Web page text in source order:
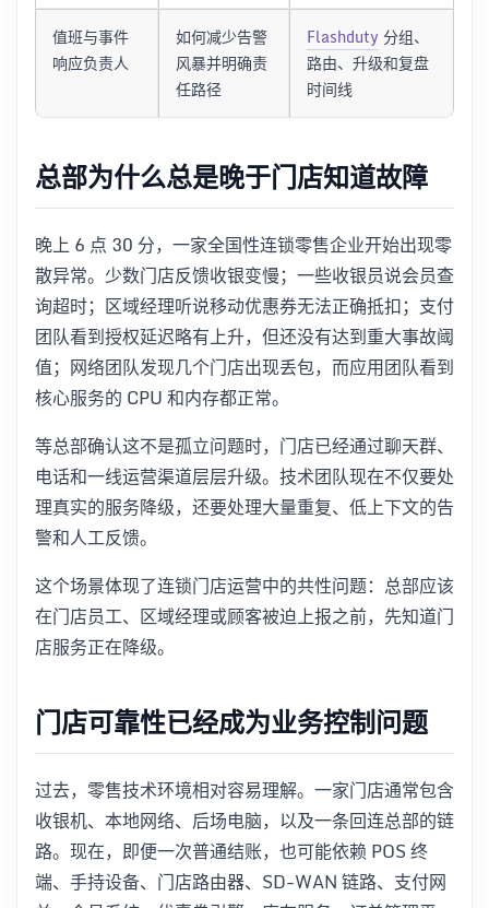
值班与事件
响应负责人
如何减少告警
风暴并明确责
任路径
Flashduty 分组、
路由、升级和复盘
时间线
总部为什么总是晚于门店知道故障
晚上 6 点 30 分，一家全国性连锁零售企业开始出现零
散异常。少数门店反馈收银变慢；一些收银员说会员查
询超时；区域经理听说移动优惠券无法正确抵扣；支付
团队看到授权延迟略有上升，但还没有达到重大事故阈
值；网络团队发现几个门店出现丢包，而应用团队看到
核心服务的 CPU 和内存都正常。
等总部确认这不是孤立问题时，门店已经通过聊天群、
电话和一线运营渠道层层升级。技术团队现在不仅要处
理真实的服务降级，还要处理大量重复、低上下文的告
警和人工反馈。
这个场景体现了连锁门店运营中的共性问题：总部应该
在门店员工、区域经理或顾客被迫上报之前，先知道门
店服务正在降级。
门店可靠性已经成为业务控制问题
过去，零售技术环境相对容易理解。一家门店通常包含
收银机、本地网络、后场电脑，以及一条回连总部的链
路。现在，即便一次普通结账，也可能依赖 POS 终
端、手持设备、门店路由器、SD-WAN 链路、支付网